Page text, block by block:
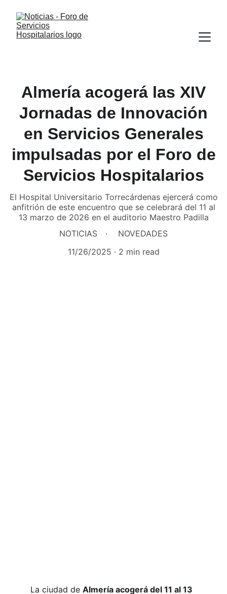
Almería acogerá las XIV
Jornadas de Innovación
en Servicios Generales
impulsadas por el Foro de
Servicios Hospitalarios
El Hospital Universitario Torrecárdenas ejercerá como
anfitrión de este encuentro que se celebrará del 11 al
13 marzo de 2026 en el auditorio Maestro Padilla
NOTICIAS
NOVEDADES
11/26/2025
2 min read
La ciudad de Almería acogerá del 11 al 13